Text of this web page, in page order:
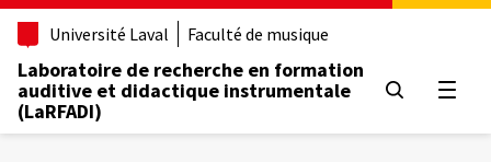
Aller
contenu
principal
Université Laval Faculté de musique
Laboratoire de recherche en formation
auditive et didactique instrumentale
(LaRFADI)